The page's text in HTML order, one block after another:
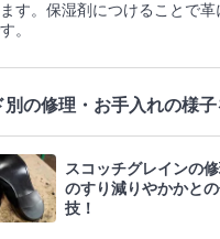
す。保湿剤につけることで革
。
別の修理・お手入れの様子
スコッチグレインの
のすり減りやかかと
技！